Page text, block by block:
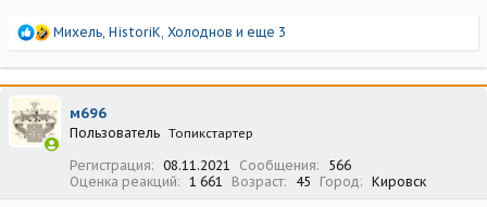
Р
а
к
ц
и
и
:
Михель, HistoriK, Холоднов и еще 3
м696
Пользователь Топикстартер
Регистрация 08.11.2021 Сообщения
566
Оценка реакций
1 661 Возраст 45 Город Кировск